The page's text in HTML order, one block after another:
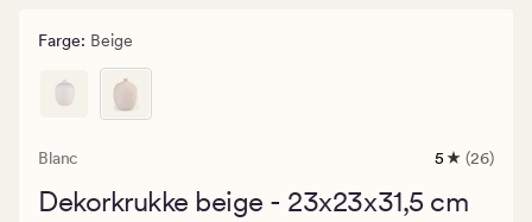
Farge: Beige
Blanc
26
med
5 (26)
Dekorkrukke beige - 23x23x31,5 cm